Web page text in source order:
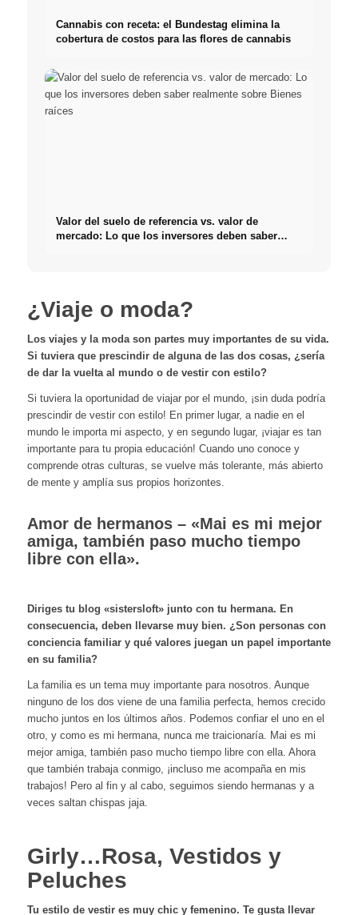
Cannabis con receta: el Bundestag elimina la
cobertura de costos para las flores de cannabis
Valor del suelo de referencia vs. valor de
mercado: Lo que los inversores deben saber
¿Viaje o moda?
Los viajes y la moda son partes muy importantes de su vida.
Si tuviera que prescindir de alguna de las dos cosas, ¿sería
de dar la vuelta al mundo o de vestir con estilo?
Si tuviera la oportunidad de viajar por el mundo, ¡sin duda podría
prescindir de vestir con estilo! En primer lugar, a nadie en el
mundo le importa mi aspecto, y en segundo lugar, ¡viajar es tan
importante para tu propia educación! Cuando uno conoce y
comprende otras culturas, se vuelve más tolerante, más abierto
de mente y amplía sus propios horizontes.
Amor de hermanos – «Mai es mi mejor
amiga, también paso mucho tiempo
libre con ella».
Diriges tu blog «sistersloft» junto con tu hermana. En
consecuencia, deben llevarse muy bien. ¿Son personas con
conciencia familiar y qué valores juegan un papel importante
en su familia?
La familia es un tema muy importante para nosotros. Aunque
ninguno de los dos viene de una familia perfecta, hemos crecido
mucho juntos en los últimos años. Podemos confiar el uno en el
otro, y como es mi hermana, nunca me traicionaría. Mai es mi
mejor amiga, también paso mucho tiempo libre con ella. Ahora
que también trabaja conmigo, ¡incluso me acompaña en mis
trabajos! Pero al fin y al cabo, seguimos siendo hermanas y a
veces saltan chispas jaja.
Girly…Rosa, Vestidos y
Peluches
Tu estilo de vestir es muy chic y femenino. Te gusta llevar